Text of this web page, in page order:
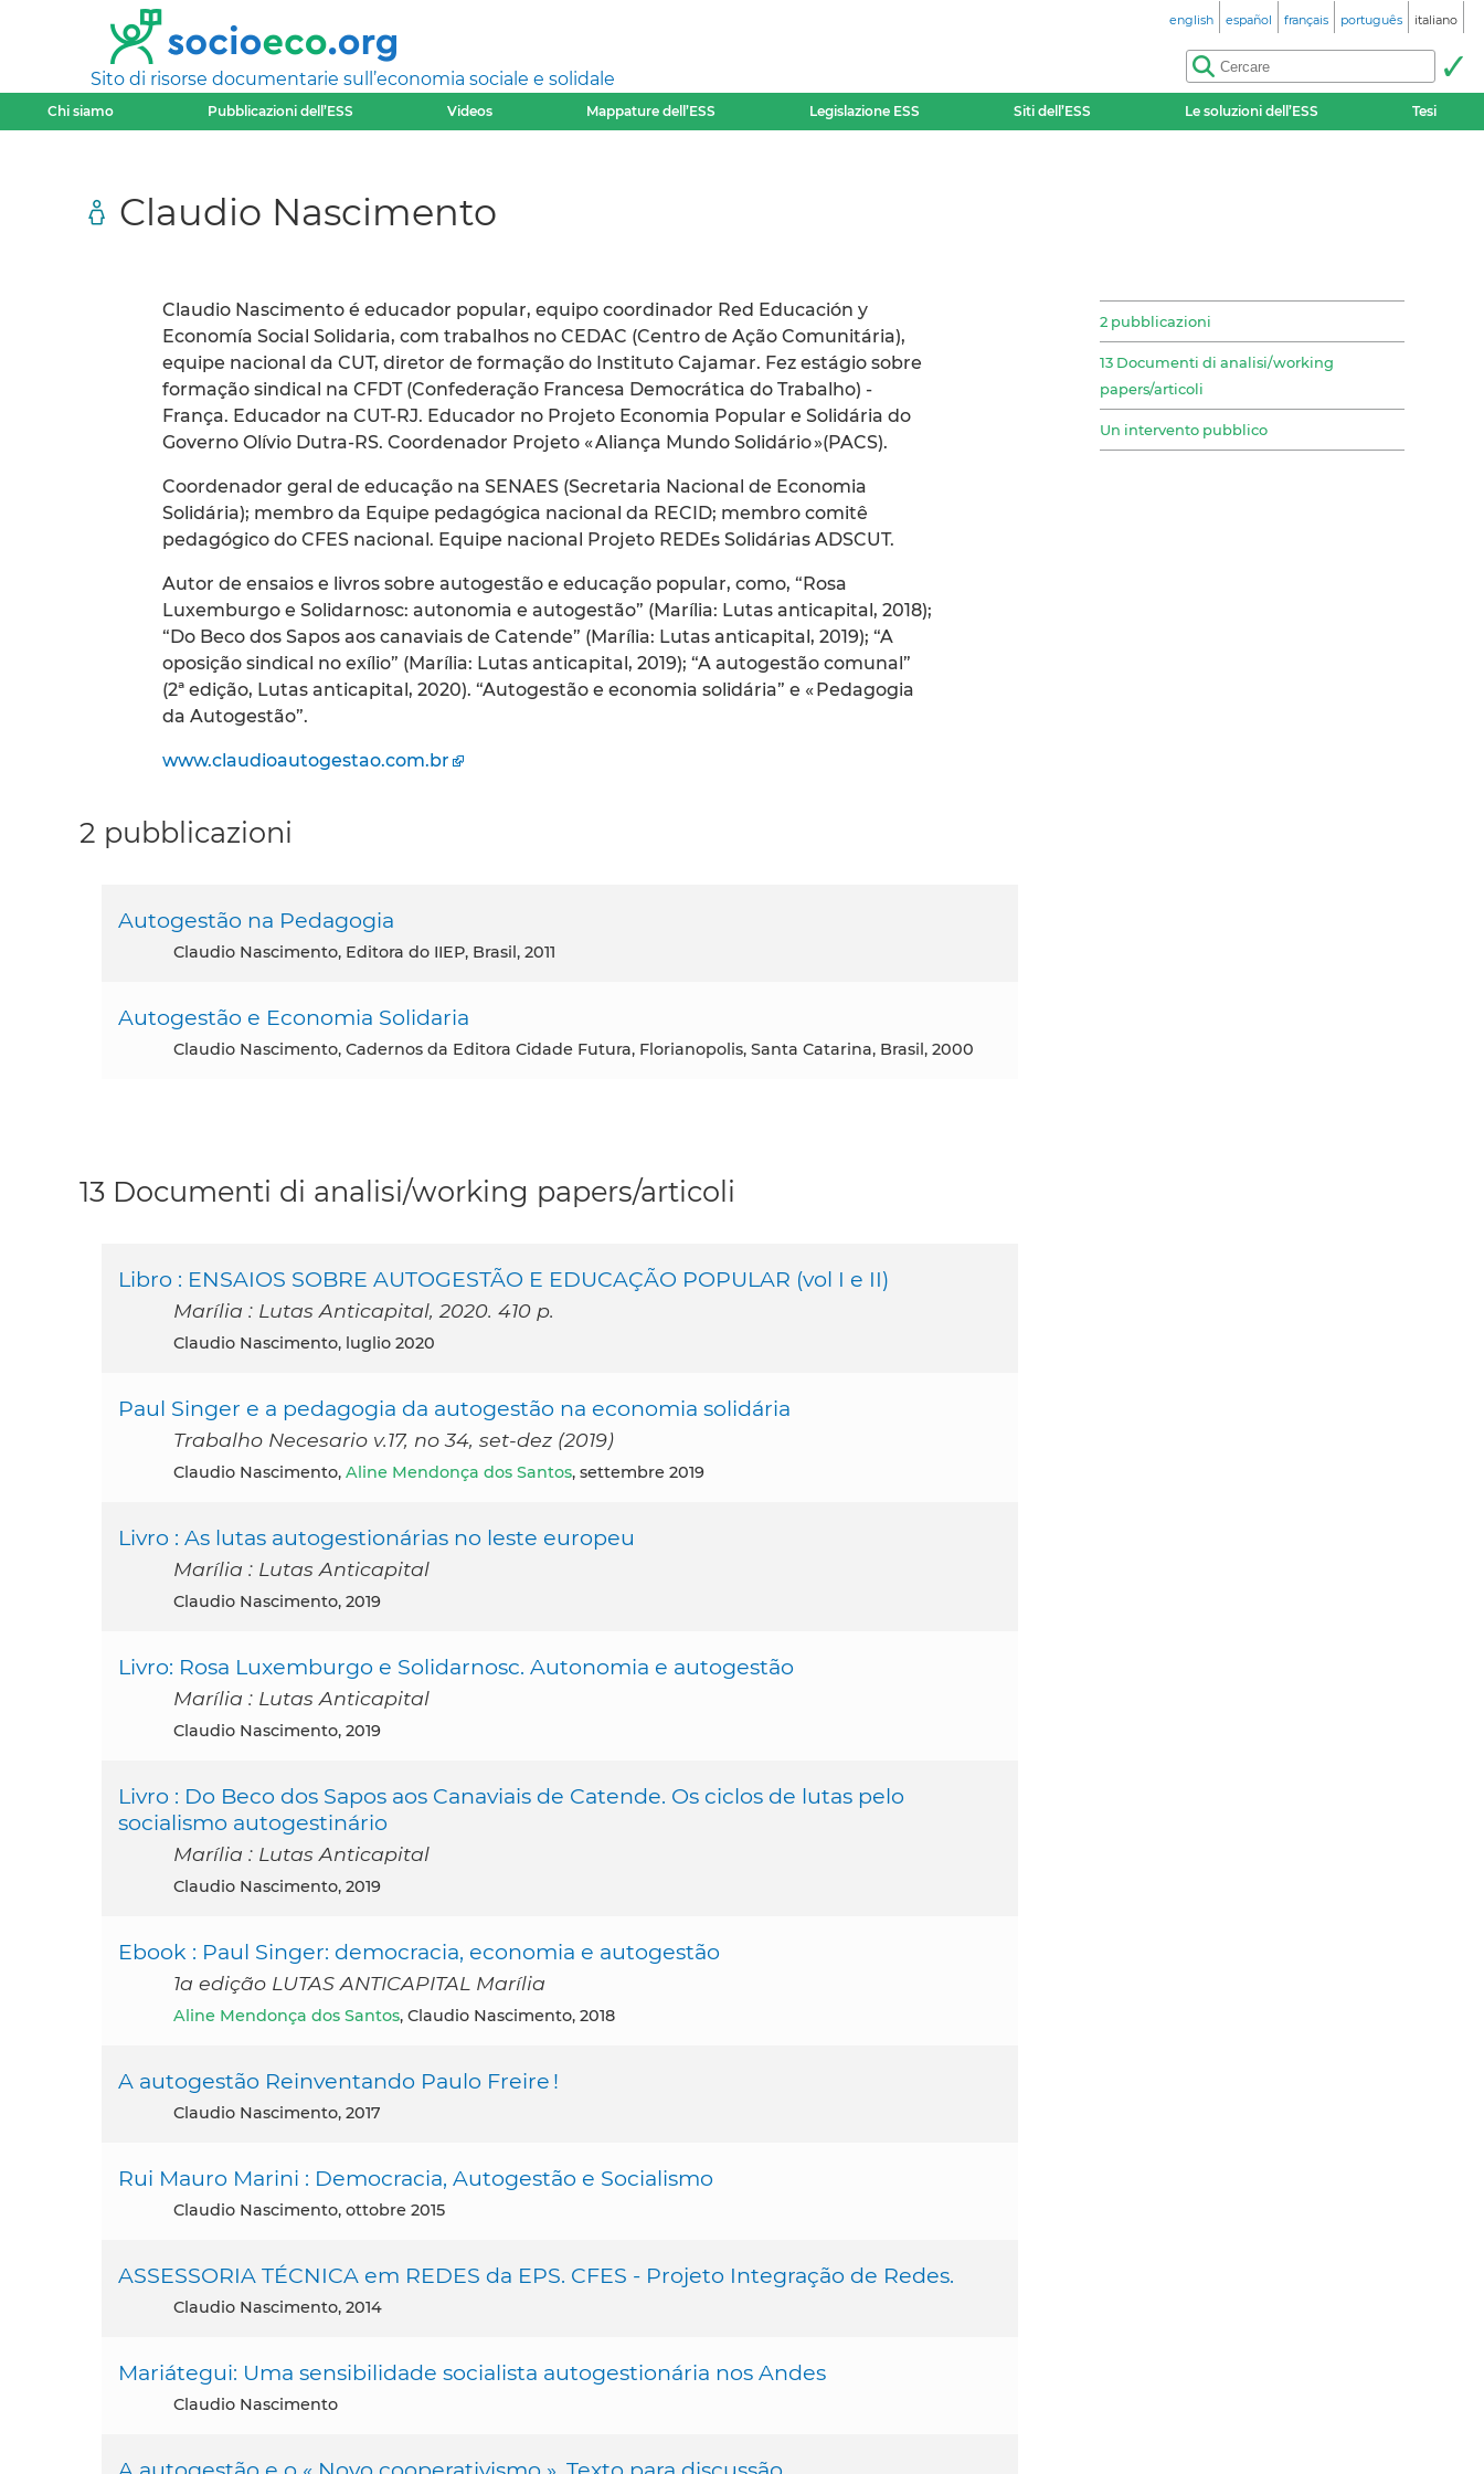
Sito di risorse documentarie sull’economia sociale e solidale
english español français português italiano
Chi siamo Pubblicazioni dell’ESS Videos Mappature dell’ESS Legislazione ESS Siti dell’ESS Le soluzioni dell’ESS Tesi
Claudio Nascimento
Claudio Nascimento é educador popular, equipo coordinador Red Educación y
Economía Social Solidaria, com trabalhos no CEDAC (Centro de Ação Comunitária),
equipe nacional da CUT, diretor de formação do Instituto Cajamar. Fez estágio sobre
formação sindical na CFDT (Confederação Francesa Democrática do Trabalho) -
França. Educador na CUT-RJ. Educador no Projeto Economia Popular e Solidária do
Governo Olívio Dutra-RS. Coordenador Projeto « Aliança Mundo Solidário »(PACS).
Coordenador geral de educação na SENAES (Secretaria Nacional de Economia
Solidária); membro da Equipe pedagógica nacional da RECID; membro comitê
pedagógico do CFES nacional. Equipe nacional Projeto REDEs Solidárias ADSCUT.
Autor de ensaios e livros sobre autogestão e educação popular, como, “Rosa
Luxemburgo e Solidarnosc: autonomia e autogestão” (Marília: Lutas anticapital, 2018);
“Do Beco dos Sapos aos canaviais de Catende” (Marília: Lutas anticapital, 2019); “A
oposição sindical no exílio” (Marília: Lutas anticapital, 2019); “A autogestão comunal”
(2ª edição, Lutas anticapital, 2020). “Autogestão e economia solidária” e « Pedagogia
da Autogestão”.
www.claudioautogestao.com.br
2 pubblicazioni
13 Documenti di analisi/working
papers/articoli
Un intervento pubblico
2 pubblicazioni
Autogestão na Pedagogia
Claudio Nascimento, Editora do IIEP, Brasil, 2011
Autogestão e Economia Solidaria
Claudio Nascimento, Cadernos da Editora Cidade Futura, Florianopolis, Santa Catarina, Brasil, 2000
13 Documenti di analisi/working papers/articoli
Libro : ENSAIOS SOBRE AUTOGESTÃO E EDUCAÇÃO POPULAR (vol I e II)
Marília : Lutas Anticapital, 2020. 410 p.
Claudio Nascimento, luglio 2020
Paul Singer e a pedagogia da autogestão na economia solidária
Trabalho Necesario v.17, no 34, set-dez (2019)
Claudio Nascimento, Aline Mendonça dos Santos, settembre 2019
Livro : As lutas autogestionárias no leste europeu
Marília : Lutas Anticapital
Claudio Nascimento, 2019
Livro: Rosa Luxemburgo e Solidarnosc. Autonomia e autogestão
Marília : Lutas Anticapital
Claudio Nascimento, 2019
Livro : Do Beco dos Sapos aos Canaviais de Catende. Os ciclos de lutas pelo
socialismo autogestinário
Marília : Lutas Anticapital
Claudio Nascimento, 2019
Ebook : Paul Singer: democracia, economia e autogestão
1a edição LUTAS ANTICAPITAL Marília
Aline Mendonça dos Santos, Claudio Nascimento, 2018
A autogestão Reinventando Paulo Freire !
Claudio Nascimento, 2017
Rui Mauro Marini : Democracia, Autogestão e Socialismo
Claudio Nascimento, ottobre 2015
ASSESSORIA TÉCNICA em REDES da EPS. CFES - Projeto Integração de Redes.
Claudio Nascimento, 2014
Mariátegui: Uma sensibilidade socialista autogestionária nos Andes
Claudio Nascimento